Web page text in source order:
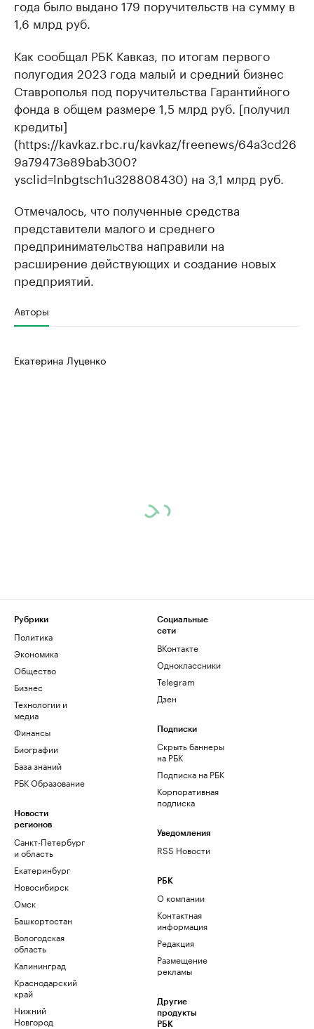
года было выдано 179 поручительств на сумму в
1,6 млрд руб.
Как сообщал РБК Кавказ, по итогам первого
полугодия 2023 года малый и средний бизнес
Ставрополья под поручительства Гарантийного
фонда в общем размере 1,5 млрд руб. [получил
кредиты]
(https://kavkaz.rbc.ru/kavkaz/freenews/64a3cd26
9a79473e89bab300?
ysclid=lnbgtsch1u328808430) на 3,1 млрд руб.
Отмечалось, что полученные средства
представители малого и среднего
предпринимательства направили на
расширение действующих и создание новых
предприятий.
Авторы
Екатерина Луценко
Рубрики
Политика
Экономика
Общество
Бизнес
Технологии и
медиа
Финансы
Биографии
База знаний
РБК Образование
Новости
регионов
Санкт-Петербург
и область
Екатеринбург
Новосибирск
Омск
Башкортостан
Вологодская
область
Калининград
Краснодарский
край
Нижний
Новгород
Социальные
сети
ВКонтакте
Одноклассники
Telegram
Дзен
Подписки
Скрыть баннеры
на РБК
Подписка на РБК
Корпоративная
подписка
Уведомления
RSS Новости
РБК
О компании
Контактная
информация
Редакция
Размещение
рекламы
Другие
продукты
РБК